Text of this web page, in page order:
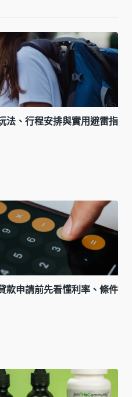
法、行程安排與實用避雷指
款申請前先看懂利率、條件